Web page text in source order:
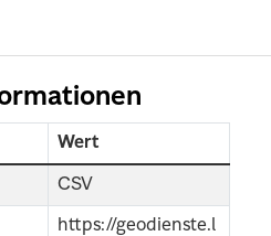
Wert
CSV
https://geodienste.l